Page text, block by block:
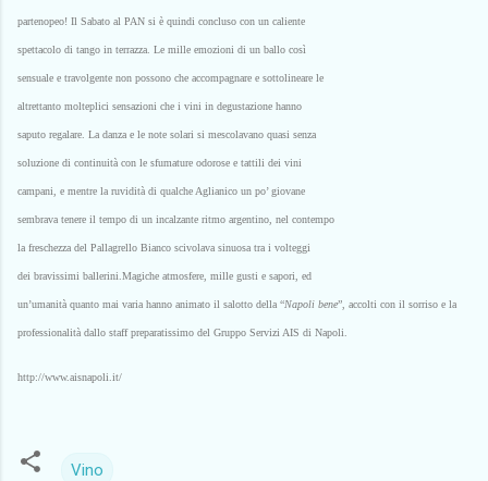
partenopeo! Il Sabato al PAN si è quindi concluso con un caliente
spettacolo di tango in terrazza. Le mille emozioni di un ballo così
sensuale e travolgente non possono che accompagnare e sottolineare le
altrettanto molteplici sensazioni che i vini in degustazione hanno
saputo regalare. La danza e le note solari si mescolavano quasi senza
soluzione di continuità con le sfumature odorose e tattili dei vini
campani, e mentre la ruvidità di qualche Aglianico un po’ giovane
sembrava tenere il tempo di un incalzante ritmo argentino, nel contempo
la freschezza del Pallagrello Bianco scivolava sinuosa tra i volteggi
dei bravissimi ballerini.Magiche atmosfere, mille gusti e sapori, ed
un’umanità quanto mai varia hanno animato il salotto della “Napoli bene”, accolti con il sorriso e la
professionalità dallo staff preparatissimo del Gruppo Servizi AIS di Napoli.
http://www.aisnapoli.it/
Vino